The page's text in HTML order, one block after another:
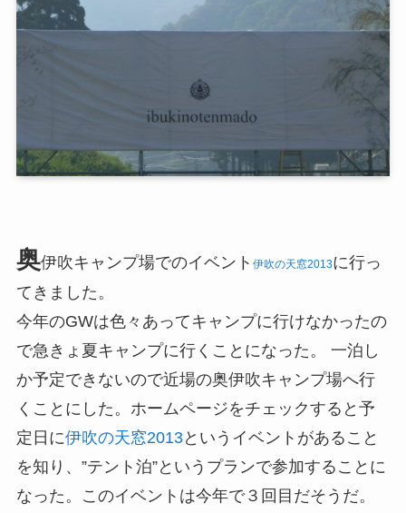
奥伊吹キャンプ場でのイベント 伊吹の天窓2013に行っ
てきました。
今年のGWは色々あってキャンプに行けなかったの
で急きょ夏キャンプに行くことになった。 一泊し
か予定できないので近場の奥伊吹キャンプ場へ行
くことにした。ホームページをチェックすると予
定日に伊吹の天窓2013というイベントがあること
を知り、”テント泊”というプランで参加することに
なった。このイベントは今年で３回目だそうだ。